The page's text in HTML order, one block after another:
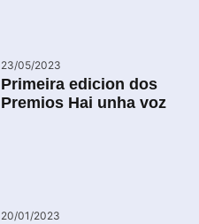
23/05/2023
Primeira edicion dos
Premios Hai unha voz
20/01/2023